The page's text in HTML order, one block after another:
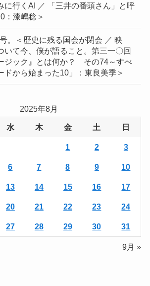
に行くAI ／ 「三井の番頭さん」と呼
：漆嶋稔＞
。＜歴史に残る国会が閉会 ／ 映
いて今、僕が語ること。第三一〇回
ジック』とは何か？ その74～すべ
ドから始まった10」：東良美季＞
2025年8月
水 木 金 土 日
1 2 3
6 7 8 9 10
13 14 15 16 17
20 21 22 23 24
27 28 29 30 31
9月 »